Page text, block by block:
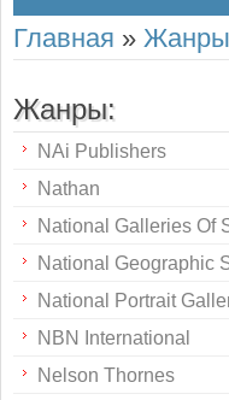
Главная » Жанры
Жанры:
NAi Publishers
Nathan
National Galleries Of
National Geographic
National Portrait
NBN International
Nelson Thornes